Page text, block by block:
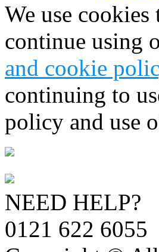
We use
continue using
and cookie
continuing to
policy and use
NEED HELP?
0121 622 6055